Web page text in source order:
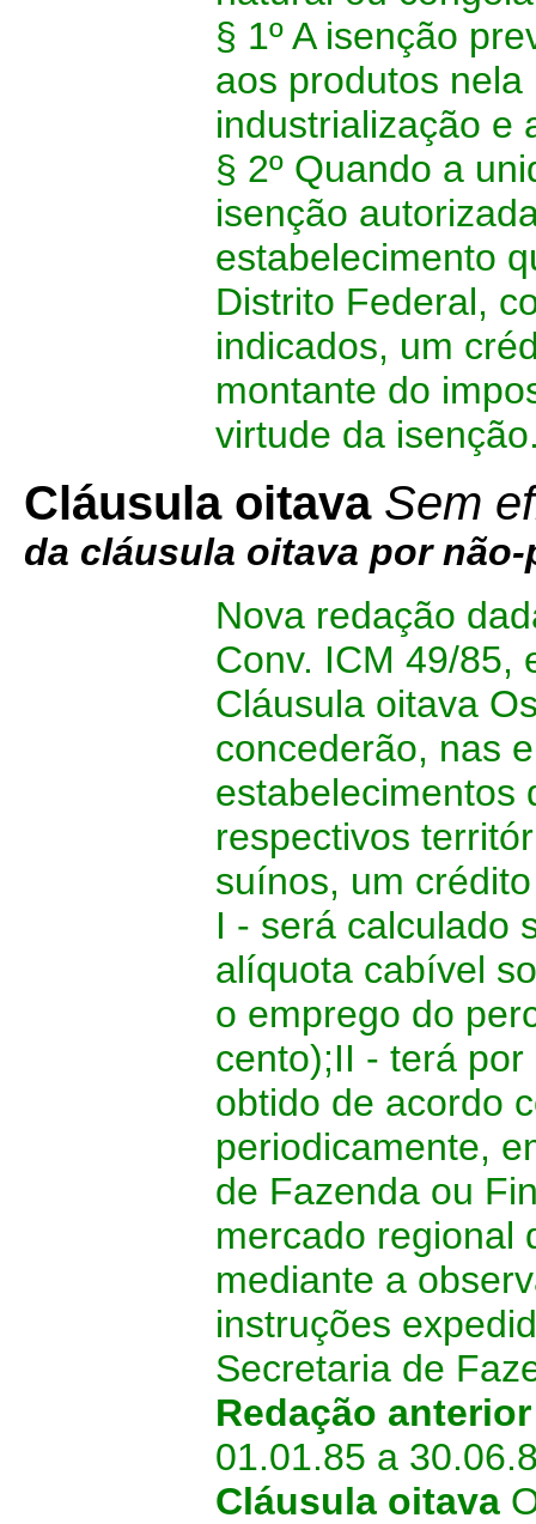
§ 1º A isenção
aos produtos
industrialização e
§ 2º Quando a
isenção
estabelecimento
Distrito Federal,
indicados, um
montante do
virtude da
Cláusula oitava Sem
da cláusula oitava por
Nova redação
Conv. ICM 49/85,
Cláusula oitava
concederão, nas
estabelecimentos
respectivos
suínos, um
I - será calculado
alíquota cabível
o emprego do
cento);II - terá
obtido de acordo
periodicamente,
de Fazenda ou
mercado regional
mediante a
instruções
Secretaria de
Redação
01.01.85 a
Cláusula oitava